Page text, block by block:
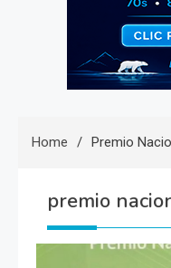
Home Premio
premio